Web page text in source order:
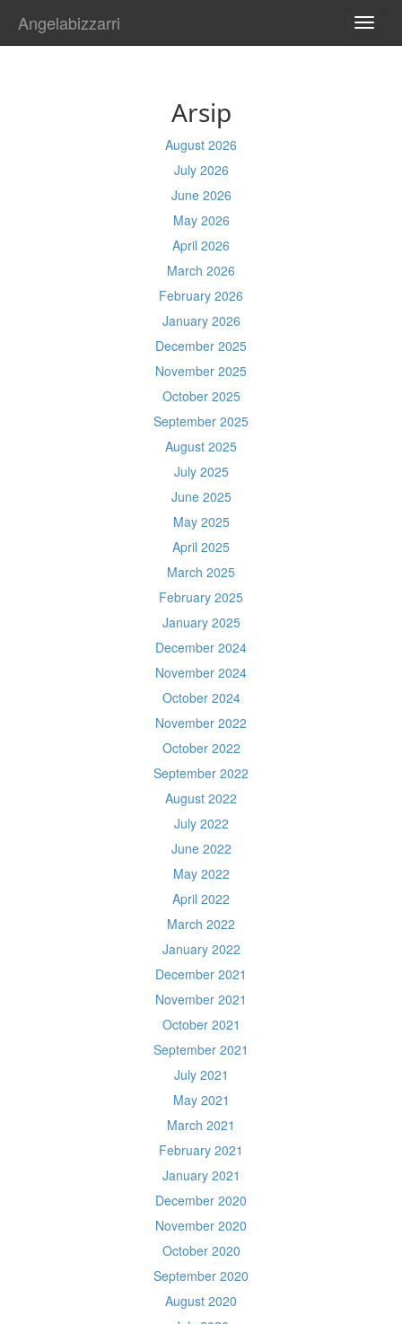
Angelabizzarri
Arsip
August 2026
July 2026
June 2026
May 2026
April 2026
March 2026
February 2026
January 2026
December 2025
November 2025
October 2025
September 2025
August 2025
July 2025
June 2025
May 2025
April 2025
March 2025
February 2025
January 2025
December 2024
November 2024
October 2024
November 2022
October 2022
September 2022
August 2022
July 2022
June 2022
May 2022
April 2022
March 2022
January 2022
December 2021
November 2021
October 2021
September 2021
July 2021
May 2021
March 2021
February 2021
January 2021
December 2020
November 2020
October 2020
September 2020
August 2020